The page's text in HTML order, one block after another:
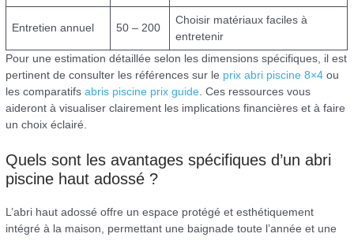
Entretien annuel 50 – 200
Choisir matériaux faciles à
entretenir
Pour une estimation détaillée selon les dimensions spécifiques, il est
pertinent de consulter les références sur le prix abri piscine 8×4 ou
les comparatifsabris piscine prix guide . Ces ressources vous
aideront à visualiser clairement les implications financières et à faire
un choix éclairé.
Quels sont les avantages spécifiques d’un abri
piscine haut adossé ?
L’abri haut adossé offre un espace protégé et esthétiquement
intégré à la maison, permettant une baignade toute l’année et une